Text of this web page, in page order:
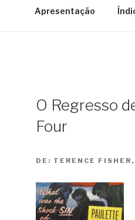
Apresentação
O Regresso
Four
DE: TERENCE